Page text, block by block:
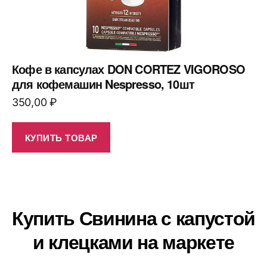
Кофе в капсулах DON CORTEZ VIGOROSO
для кофемашин Nespresso, 10шт
350,00₽
КУПИТЬ ТОВАР
Купить Свинина с капустой
и клецками на маркете